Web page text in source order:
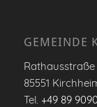
GEMEINDE
Rathausstraße
85551
Tel. +49 89